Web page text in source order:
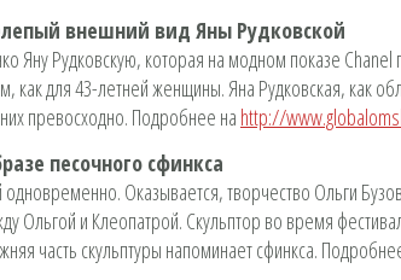
внешний вид Яны Рудковской
Яну Рудковскую, которая на модном показе Chanel
как для 43-летней женщины. Яна Рудковская, как
превосходно. Подробнее на http://
песочного сфинкса
Оказывается, творчество Ольги
Ольгой и Клеопатрой. Скульптор во время
часть скульптуры напоминает сфинкса.